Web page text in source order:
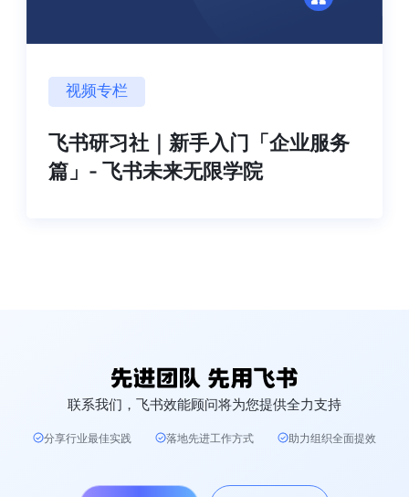
视频专栏
飞书研习社｜新手入门「企业服务
篇」- 飞书未来无限学院
联系我们，飞书效能顾问将为您提供全力支持
分享行业最佳实践 落地先进工作方式 助力组织全面提效